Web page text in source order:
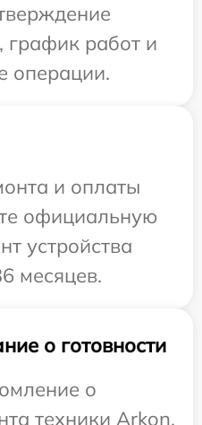
график работ и
операции.
и оплаты
официальную
устройства
месяцев.
о готовности
о
техники Arkon,